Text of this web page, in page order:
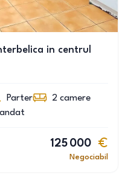
in centrul
Parter 2 camere
125 000
Negociabil